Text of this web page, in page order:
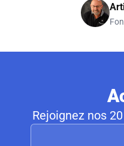
Rejoignez nos